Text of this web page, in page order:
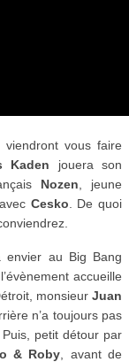
viendront vous faire
Kaden
jouera son
Nozen , jeune
Cesko . De quoi
envier au Big Bang
, l’évènement accueille
monsieur Juan
n’a toujours pas
petit détour par
& Roby , avant de